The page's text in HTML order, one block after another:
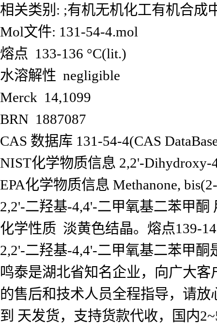
相关类别: ;有机无机化工有机合成
Mol文件: 131-54-4.mol
熔点 133-136 °C(lit.)
水溶解性 negligible
Merck 14,1099
BRN 1887087
CAS 数据库 131-54-4(CAS
NIST化学物质信息 2,2'-Dihydroxy-
EPA化学物质信息 Methanone,
2,2'-二羟基-4,4'-二甲氧基二苯甲酮
化学性质 淡黄色结晶。熔点139-
2,2'-二羟基-4,4'-二甲氧基二苯甲
鸣泰是湖北省知名企业，向广大
的售后和技术人员全程指导，请
到 天发货，支持货款代收，国内